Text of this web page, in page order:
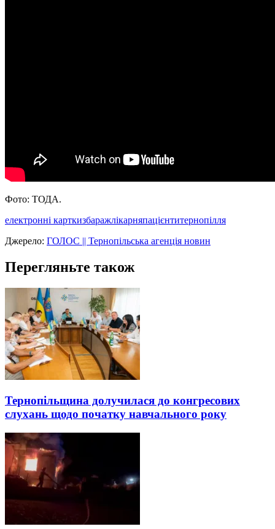
Фото: ТОДА.
електронні карткизбаражлікарняпацієнтитернопілля
Джерело: ГОЛОС || Тернопільська агенція новин
Перегляньте також
Тернопільщина долучилася до конгресових
слухань щодо початку навчального року